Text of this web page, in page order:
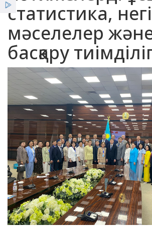
Қызметтер
Жеңілдіктер
Жаңалықтар
статистика,
мәселелер
басқару